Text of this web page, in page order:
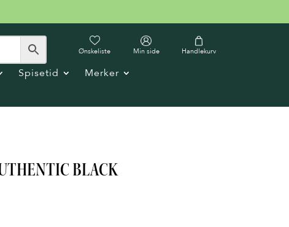
Ønskeliste Min side Handlekurv
Spisetid
Merker
BLACK